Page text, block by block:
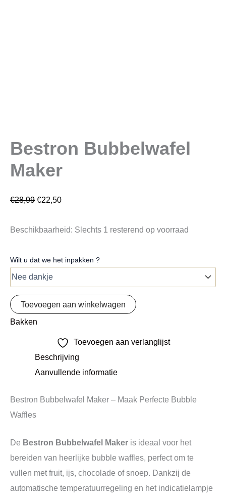
Bestron Bubbelwafel
Maker
€28,99 €22,50
Beschikbaarheid: Slechts 1 resterend op voorraad
Wilt u dat we het inpakken ?
Toevoegen aan winkelwagen
Bakken
Toevoegen aan verlanglijst
Beschrijving
Aanvullende informatie
Bestron Bubbelwafel Maker – Maak Perfecte Bubble
Waffles
De Bestron Bubbelwafel Maker is ideaal voor het
bereiden van heerlijke bubble waffles, perfect om te
vullen met fruit, ijs, chocolade of snoep. Dankzij de
automatische temperatuurregeling en het indicatielampje